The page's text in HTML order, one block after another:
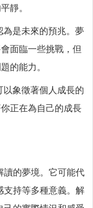
靜。
是未來的預兆。夢
面臨一些挑戰，但
的能力。
以象徵著個人成長的
正在為自己的成長
讀的夢境。它可能代
支持等多種意義。解